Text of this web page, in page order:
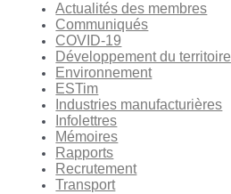
Actualités des membres
Communiqués
COVID-19
Développement du territoire
Environnement
ESTim
Industries manufacturières
Infolettres
Mémoires
Rapports
Recrutement
Transport